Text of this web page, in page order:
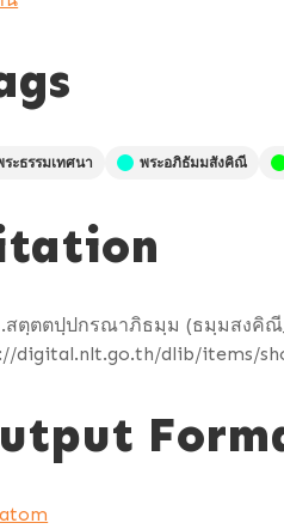
ระธรรมเทศนา พระอภิธัมมสังคิณี
สตฺตตปฺปกรณาภิธมฺม (ธมฺมสงคิณี
digital.nlt.go.th/dlib/items/
atom